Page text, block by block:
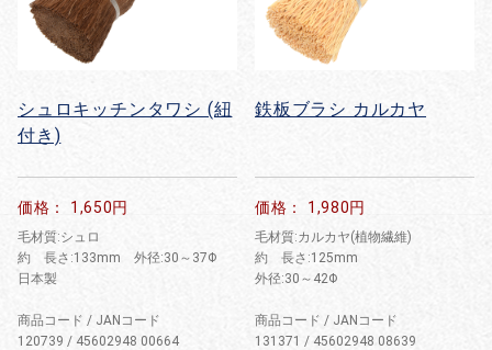
シュロキッチンタワシ (紐
付き)
価格： 1,650円
毛材質:シュロ
約 長さ:133mm 外径:30～37Φ
日本製
商品コード / JANコード
120739 / 45602948 00664
鉄板ブラシ カルカヤ
価格： 1,980円
毛材質:カルカヤ(植物繊維)
約 長さ:125mm
外径:30～42Φ
商品コード / JANコード
131371 / 45602948 08639